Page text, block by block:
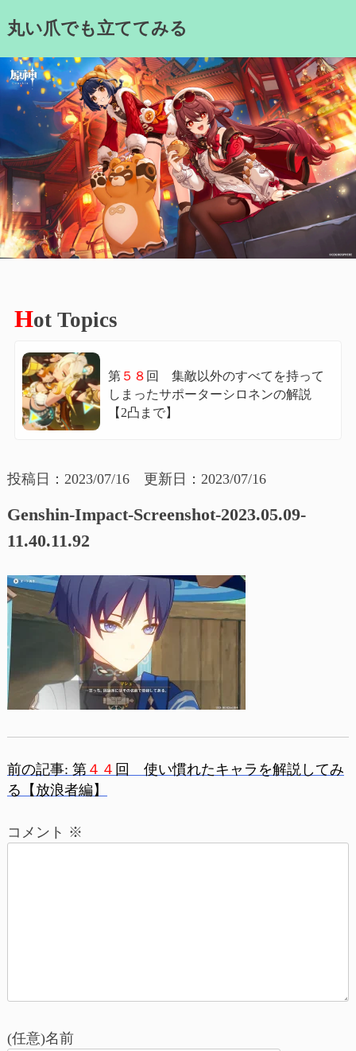
to丸い爪でも立ててみる
Hot Topics
第５８ 回 集敵以外のすべてを持って
しまったサポーターシロネンの解説
【2凸まで】
投稿日：2023/07/16 更新日：2023/07/16
Genshin-Impact-Screenshot-2023.05.09-
11.40.11.92
投
ン
前の記事: 第４４ 回 使い慣れたキャラを解説してみ
る【放浪者編】
コメント ※
(任意)名前